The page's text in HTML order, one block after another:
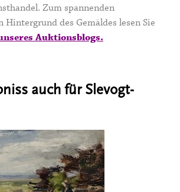
Zum spannenden
des Gemäldes lesen Sie
Auktionsblogs.
auch für Slevogt-